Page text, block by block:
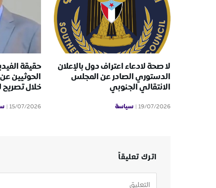
لا صحة لادعاء اعتراف دول بالإعلان
الدستوري الصادر عن المجلس
الانتقالي الجنوبي
19/07/2026 سياسة
حقيقة
الحوثيين
خلال
15/07/2026
اترك تعليقاً